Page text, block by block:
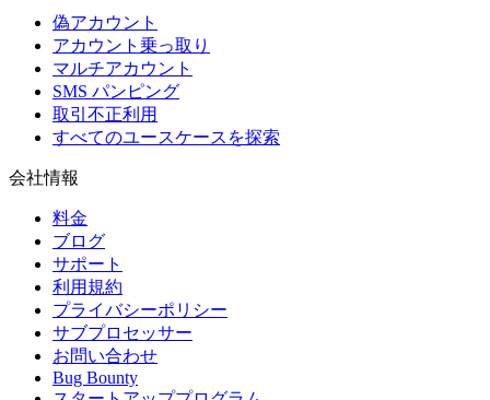
偽アカウント
アカウント乗っ取り
マルチアカウント
SMS パンピング
取引不正利用
すべてのユースケースを探索
会社情報
料金
ブログ
サポート
利用規約
プライバシーポリシー
サブプロセッサー
お問い合わせ
Bug Bounty